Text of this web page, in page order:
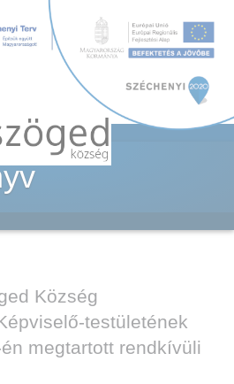
Község
testületének
megtartott rendkívüli